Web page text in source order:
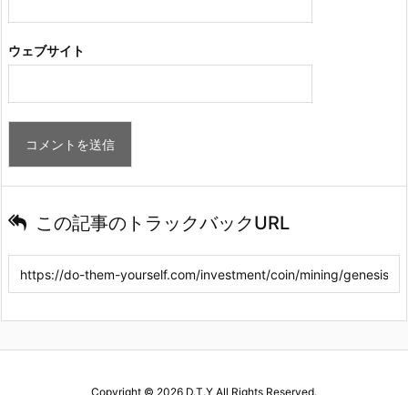
ウェブサイト
この記事のトラックバックURL
Copyright © 2026 D.T.Y All Rights Reserved.